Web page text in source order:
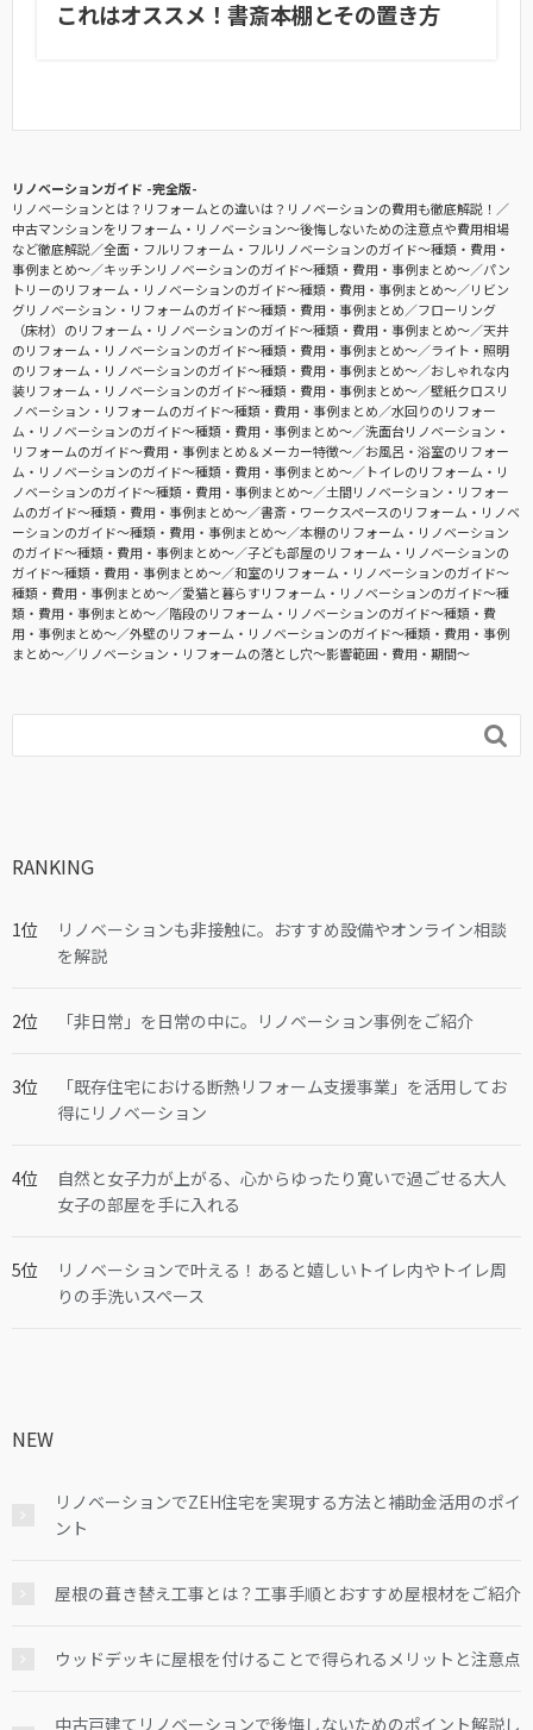
これはオススメ！書斎本棚とその置き方
リノベーションガイド -完全版-
リノベーションとは？リフォームとの違いは？リノベーションの費用も徹底解説！
中古マンションをリフォーム・リノベーション〜後悔しないための注意点や費用相場
など徹底解説
全面・フルリフォーム・フルリノベーションのガイド〜種類・費用・
事例まとめ〜
キッチンリノベーションのガイド〜種類・費用・事例まとめ〜
パン
トリーのリフォーム・リノベーションのガイド〜種類・費用・事例まとめ〜
リビン
グリノベーション・リフォームのガイド〜種類・費用・事例まとめ
フローリング
（床材）のリフォーム・リノベーションのガイド〜種類・費用・事例まとめ〜
天井
のリフォーム・リノベーションのガイド〜種類・費用・事例まとめ〜
ライト・照明
のリフォーム・リノベーションのガイド〜種類・費用・事例まとめ〜
おしゃれな内
装リフォーム・リノベーションのガイド〜種類・費用・事例まとめ〜
壁紙クロスリ
ノベーション・リフォームのガイド〜種類・費用・事例まとめ
水回りのリフォー
ム・リノベーションのガイド〜種類・費用・事例まとめ〜
洗面台リノベーション・
リフォームのガイド〜費用・事例まとめ＆メーカー特徴〜
お風呂・浴室のリフォー
ム・リノベーションのガイド〜種類・費用・事例まとめ〜
トイレのリフォーム・リ
ノベーションのガイド〜種類・費用・事例まとめ〜
土間リノベーション・リフォー
ムのガイド〜種類・費用・事例まとめ〜
書斎・ワークスペースのリフォーム・リノベ
ーションのガイド〜種類・費用・事例まとめ〜
本棚のリフォーム・リノベーション
のガイド〜種類・費用・事例まとめ〜
子ども部屋のリフォーム・リノベーションの
ガイド〜種類・費用・事例まとめ〜
和室のリフォーム・リノベーションのガイド〜
種類・費用・事例まとめ〜
愛猫と暮らすリフォーム・リノベーションのガイド〜種
類・費用・事例まとめ〜
階段のリフォーム・リノベーションのガイド〜種類・費
用・事例まとめ〜
外壁のリフォーム・リノベーションのガイド〜種類・費用・事例
まとめ〜
リノベーション・リフォームの落とし穴～影響範囲・費用・期間～

RANKING
リノベーションも非接触に。おすすめ設備やオンライン相談
を解説
「非日常」を日常の中に。リノベーション事例をご紹介
「既存住宅における断熱リフォーム支援事業」を活用してお
得にリノベーション
自然と女子力が上がる、心からゆったり寛いで過ごせる大人
女子の部屋を手に入れる
リノベーションで叶える！あると嬉しいトイレ内やトイレ周
りの手洗いスペース
NEW
リノベーションでZEH住宅を実現する方法と補助金活用のポイ
ント
屋根の葺き替え工事とは？工事手順とおすすめ屋根材をご紹介
ウッドデッキに屋根を付けることで得られるメリットと注意点
中古戸建てリノベーションで後悔しないためのポイント解説し